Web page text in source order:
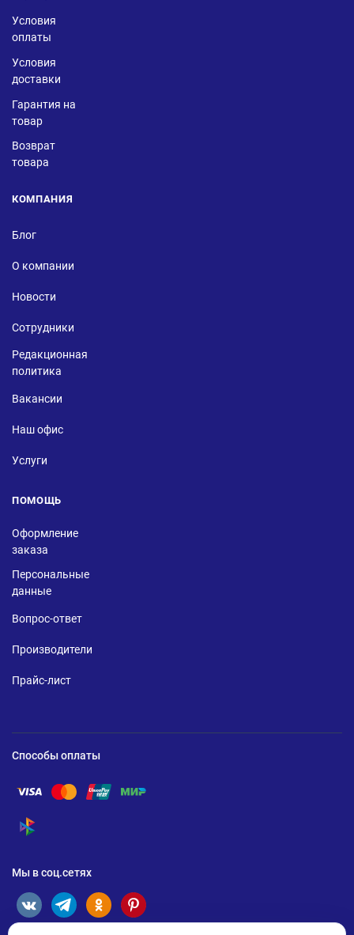
Условия
оплаты
Условия
доставки
Гарантия на
товар
Возврат
товара
КОМПАНИЯ
Блог
О компании
Новости
Сотрудники
Редакционная
политика
Вакансии
Наш офис
Услуги
ПОМОЩЬ
Оформление
заказа
Персональные
данные
Вопрос-ответ
Производители
Прайс-лист
Способы оплаты
Помощь по оплате Visa
Помощь по оплате Mastercard
Помощь по оплате UnionPay
Помощь по оплате Мир
Помощь по оплате СБП
Мы в соц.сетях